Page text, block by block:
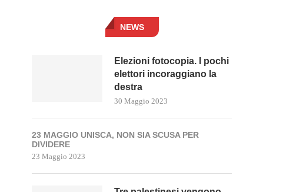
NEWS
Elezioni fotocopia. I pochi
elettori incoraggiano la
destra
30 Maggio 2023
23 MAGGIO UNISCA, NON SIA SCUSA PER
DIVIDERE
23 Maggio 2023